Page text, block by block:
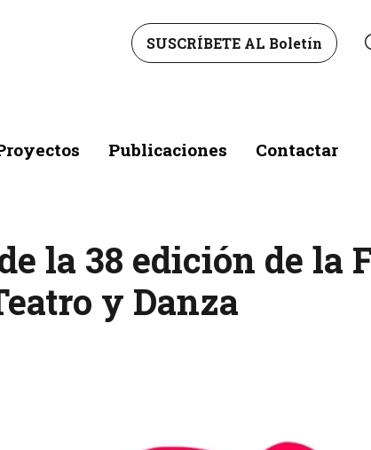
SUSCRÍBETE AL Boletín
Publicaciones Contactar
la 38 edición de la
y Danza